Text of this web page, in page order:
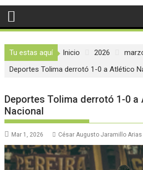
Tu estas aquí Inicio 2026
Deportes Tolima derrotó 1-0 a Atlético
Deportes Tolima derrotó 1-0 a
Nacional
Mar 1, 2026 César Augusto Jaramillo Arias